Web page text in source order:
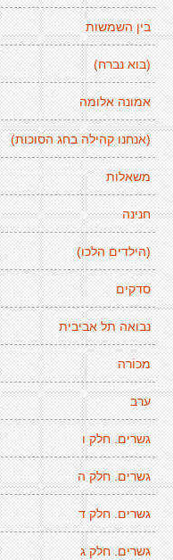
בין השמשות
(בוא נברח)
אמונה אלומה
(אנחנו קהילה בחג הסוכות)
משאלות
חנינה
(הילדים הלכו)
סדקים
נבואה תל אביבית
מכוֹרה
ערב
גשרים. חלק ו
גשרים. חלק ה
גשרים. חלק ד
גשרים. חלק ג